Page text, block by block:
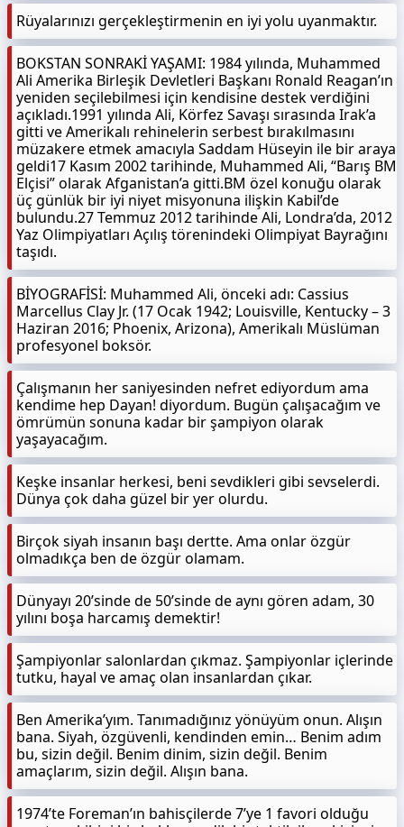
Rüyalarınızı gerçekleştirmenin en iyi yolu uyanmaktır.
BOKSTAN SONRAKİ YAŞAMI: 1984 yılında, Muhammed
Ali Amerika Birleşik Devletleri Başkanı Ronald Reagan’ın
yeniden seçilebilmesi için kendisine destek verdiğini
açıkladı.1991 yılında Ali, Körfez Savaşı sırasında Irak’a
gitti ve Amerikalı rehinelerin serbest bırakılmasını
müzakere etmek amacıyla Saddam Hüseyin ile bir araya
geldi17 Kasım 2002 tarihinde, Muhammed Ali, “Barış BM
Elçisi” olarak Afganistan’a gitti.BM özel konuğu olarak
üç günlük bir iyi niyet misyonuna ilişkin Kabil’de
bulundu.27 Temmuz 2012 tarihinde Ali, Londra’da, 2012
Yaz Olimpiyatları Açılış törenindeki Olimpiyat Bayrağını
taşıdı.
BİYOGRAFİSİ: Muhammed Ali, önceki adı: Cassius
Marcellus Clay Jr. (17 Ocak 1942; Louisville, Kentucky – 3
Haziran 2016; Phoenix, Arizona), Amerikalı Müslüman
profesyonel boksör.
Çalışmanın her saniyesinden nefret ediyordum ama
kendime hep Dayan! diyordum. Bugün çalışacağım ve
ömrümün sonuna kadar bir şampiyon olarak
yaşayacağım.
Keşke insanlar herkesi, beni sevdikleri gibi sevselerdi.
Dünya çok daha güzel bir yer olurdu.
Birçok siyah insanın başı dertte. Ama onlar özgür
olmadıkça ben de özgür olamam.
Dünyayı 20’sinde de 50’sinde de aynı gören adam, 30
yılını boşa harcamış demektir!
Şampiyonlar salonlardan çıkmaz. Şampiyonlar içlerinde
tutku, hayal ve amaç olan insanlardan çıkar.
Ben Amerika’yım. Tanımadığınız yönüyüm onun. Alışın
bana. Siyah, özgüvenli, kendinden emin… Benim adım
bu, sizin değil. Benim dinim, sizin değil. Benim
amaçlarım, sizin değil. Alışın bana.
1974’te Foreman’ın bahisçilerde 7’ye 1 favori olduğu